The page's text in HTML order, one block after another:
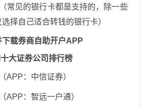
常见的银行卡都是支持的，除一些
择自己适合转钱的银行卡）
载券商自助开户APP
大证券公司排行榜
APP：中信证券）
APP：智远一户通）